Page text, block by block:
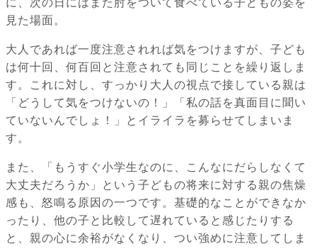
に、次の日にはまた肘をついて食べている子どもの姿を
見た場面。
大人であれば一度注意されれば気をつけますが、子ども
は何十回、何百回と注意されても同じことを繰り返しま
す。これに対し、すっかり大人の視点で接している親は
「どうして気をつけないの！」「私の話を真面目に聞い
ていないんでしょ！」とイライラを募らせてしまいま
す。
また、「もうすぐ小学生なのに、こんなにだらしなくて
大丈夫だろうか」という子どもの将来に対する親の焦燥
感も、怒鳴る原因の一つです。基礎的なことができなか
ったり、他の子と比較して遅れていると感じたりする
と、親の心に余裕がなくなり、つい強めに注意してしま